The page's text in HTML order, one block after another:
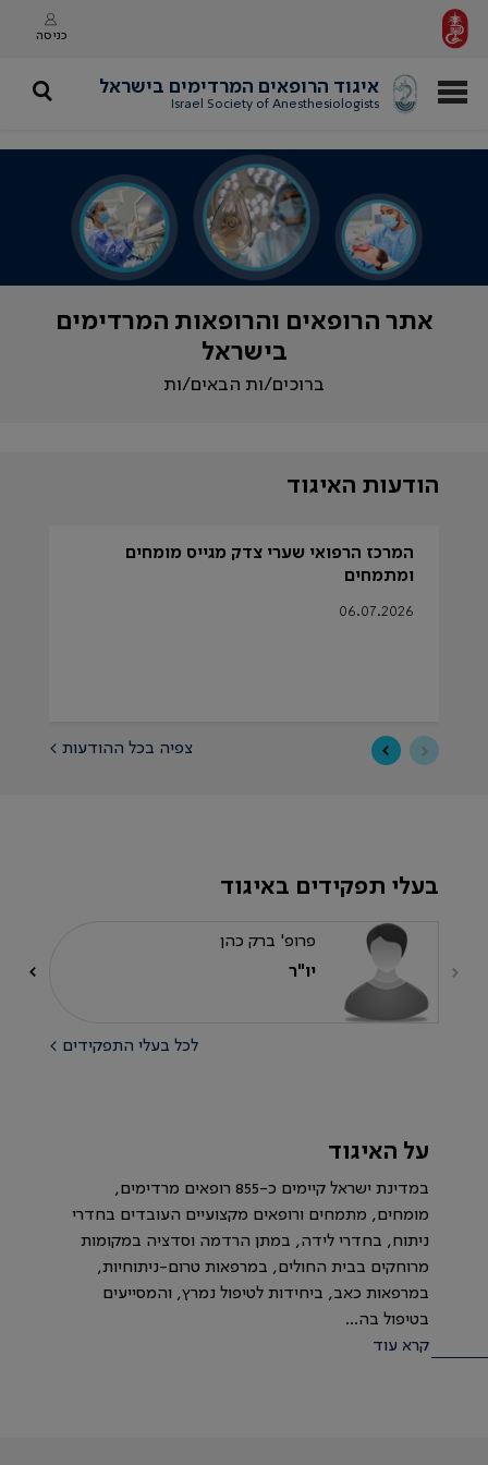
כניסה
איגוד הרופאים המרדימים בישראל
Israel Society of Anesthesiologists
אתר הרופאים והרופאות המרדימים
בישראל
ברוכים/ות הבאים/ות
הודעות האיגוד
המרכז הרפואי שערי צדק מגייס מומחים
ומתמחים
06.07.2026
צפיה בכל ההודעות >
בעלי תפקידים באיגוד
פרופ' ברק כהן
יו"ר
לכל בעלי התפקידים >
על האיגוד
במדינת ישראל קיימים כ-855 רופאים מרדימים,
מומחים, מתמחים ורופאים מקצועיים העובדים בחדרי
ניתוח, בחדרי לידה, במתן הרדמה וסדציה במקומות
מרוחקים בבית החולים, במרפאות טרום-ניתוחיות,
במרפאות כאב, ביחידות לטיפול נמרץ, והמסייעים
בטיפול בה...
קרא עוד